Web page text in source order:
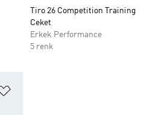
Tiro 26 Competition Training
Ceket
Erkek Performance
5 renk